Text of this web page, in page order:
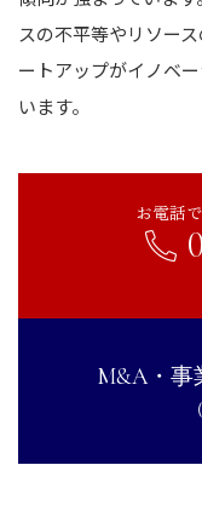
スの不平等やリソー
ートアップがイノベ
います。
お電話
M&A・事